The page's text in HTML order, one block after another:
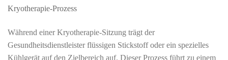
Kryotherapie-Prozess
Während einer Kryotherapie-Sitzung trägt der
Gesundheitsdienstleister flüssigen Stickstoff oder ein spezielles
Kühlgerät auf den Zielbereich auf. Dieser Prozess führt zu einem